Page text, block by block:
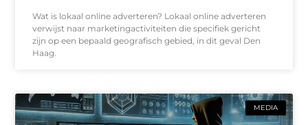
Wat is lokaal online adverteren? Lokaal online adverteren
verwijst naar marketingactiviteiten die specifiek gericht
zijn op een bepaald geografisch gebied, in dit geval Den
Haag.
MEDIA